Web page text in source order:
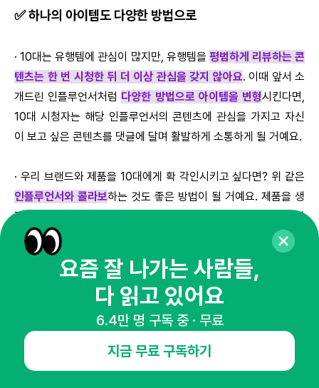
✅ 하나의 아이템도 다양한 방법으로
· 10대는 유행템에 관심이 많지만, 유행템을 평범하게 리뷰하는 콘
텐츠는 한 번 시청한 뒤 더 이상 관심을 갖지 않아요. 이때 앞서 소
개드린 인플루언서처럼 다양한 방법으로 아이템을 변형시킨다면,
10대 시청자는 해당 인플루언서의 콘텐츠에 관심을 가지고 자신
이 보고 싶은 콘텐츠를 댓글에 달며 활발하게 소통하게 될 거예요.
· 우리 브랜드와 제품을 10대에게 확 각인시키고 싶다면? 위 같은
인플루언서와 콜라보하는 것도 좋은 방법이 될 거예요. 제품을 생
각도 못 한 독특한 방식으로 리뷰하는 콘텐츠를 보며, 10대 시청자
는제품에 자연스럽게 호기심
10대 픽 인플루언서 총정리
지금까지 10대의 선택을 받은 다양한 인플루언서와, 그들이 인기
있는 이유를 알아보았습니다. 트렌드를 빠르게 받아들이고 만들어
요즘 잘 나가는 사람들,
다 읽고 있어요
6.4만 명 구독 중 · 무료
지금 무료 구독하기